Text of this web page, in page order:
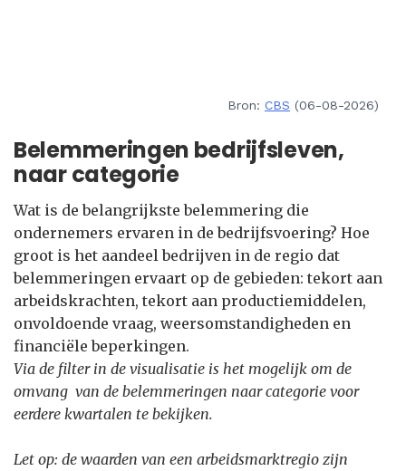
Bron: CBS (06-08-2026)
Belemmeringen bedrijfsleven,
naar categorie
Wat is de belangrijkste belemmering die
ondernemers ervaren in de bedrijfsvoering? Hoe
groot is het aandeel bedrijven in de regio dat
belemmeringen ervaart op de gebieden: tekort aan
arbeidskrachten, tekort aan productiemiddelen,
onvoldoende vraag, weersomstandigheden en
financiële beperkingen.
Via de filter in de visualisatie is het mogelijk om de
omvang van de belemmeringen naar categorie voor
eerdere kwartalen te bekijken.
Let op: de waarden van een arbeidsmarktregio zijn